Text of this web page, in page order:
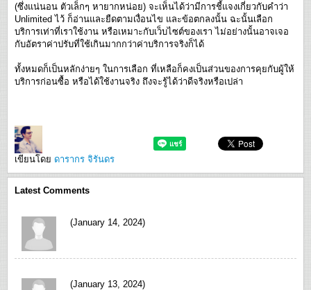
(ซึ่งแน่นอน ตัวเล็กๆ หายากหน่อย) จะเห็นได้ว่ามีการชี้แจงเกี่ยวกับคำว่า
Unlimited ไว้ ก็อ่านและยืดตามเงื่อนไข และข้อตกลงนั้น ฉะนั้นเลือก
บริการเท่าที่เราใช้งาน หรือเหมาะกับเว็บไซต์ของเรา ไม่อย่างนั้นอาจเจอ
กับอัตราค่าปรับที่ใช้เกินมากกว่าค่าบริการจริงก็ได้
ทั้งหมดก็เป็นหลักง่ายๆ ในการเลือก ที่เหลือก็คงเป็นส่วนของการคุยกับผู้ให้
บริการก่อนซื้อ หรือได้ใช้งานจริง ถึงจะรู้ได้ว่าดีจริงหรือเปล่า
เขียนโดย ดารากร จิรันดร
Latest Comments
(January 14, 2024)
(January 13, 2024)